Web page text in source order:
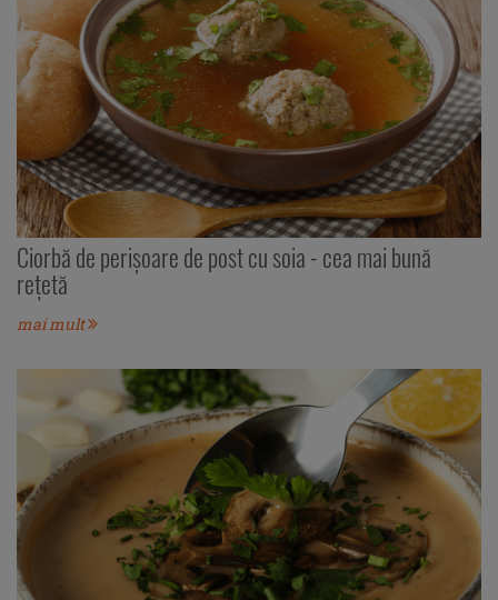
Ciorbă de perișoare de post cu soia - cea mai bună
rețetă
mai mult